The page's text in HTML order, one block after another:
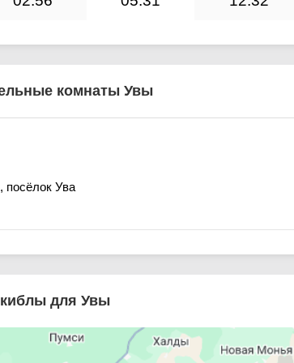
комнаты Увы
посёлок Ува
для Увы